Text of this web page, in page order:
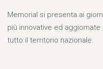
Memorial si presenta ai
più innovative ed
tutto il territorio nazionale.